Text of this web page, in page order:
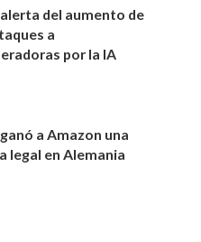
del aumento de
a
por la IA
a Amazon una
legal en Alemania